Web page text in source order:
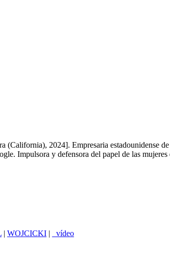
(California), 2024]. Empresaria estadounidense
Impulsora y defensora del papel de las mujeres
| WOJCICKI |
_vídeo